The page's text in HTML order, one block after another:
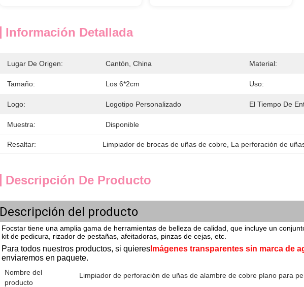
Información Detallada
Lugar De Origen: Cantón, China Material:
Tamaño: Los 6*2cm Uso:
Logo: Logotipo Personalizado El Tiempo De
Muestra: Disponible
Resaltar: Limpiador de brocas de uñas de cobre La perforación de
Descripción De Producto
Descripción del producto
Focstar tiene una amplia gama de herramientas de belleza de calidad, que incluye un
kit de pedicura, rizador de pestañas, afeitadoras, pinzas de cejas, etc.
Para todos nuestros productos, si quieres Imágenes transparentes sin marca de
enviaremos en paquete.
Nombre del
producto
Limpiador de perforación de uñas de alambre de cobre plano para